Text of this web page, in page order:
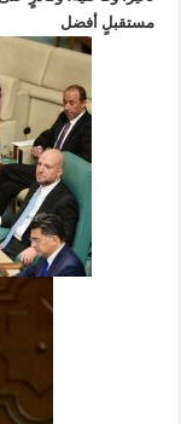
مستقبلٍ أفضل